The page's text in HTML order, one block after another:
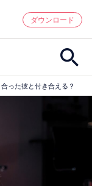
ン
ダウンロード
った彼と付き合える？